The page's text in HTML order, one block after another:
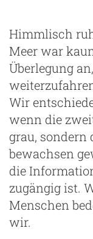
Himmlisch
Meer war
Überlegung
Wir
wenn die
grau, sondern
bewachsen
die
zugängig ist.
Menschen
wir.